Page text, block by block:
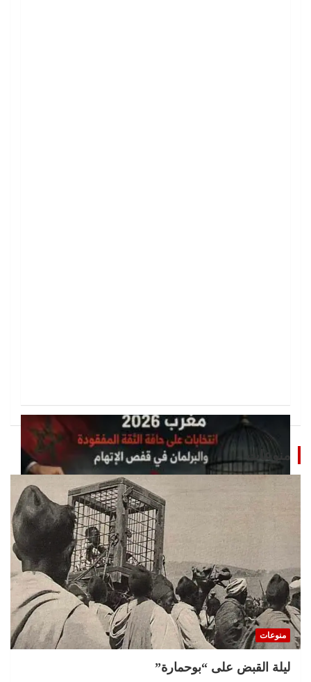
تحقيقات
مغرب 2026 انتخابات على حافة الثقة المفقودة و
البرلمان في قفص الإتهام
jouy
منوعات
منوعات
ليلة القبض على “بوحمارة”